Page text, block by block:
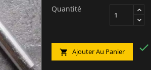
Quantité
 Ajouter Au Panier 